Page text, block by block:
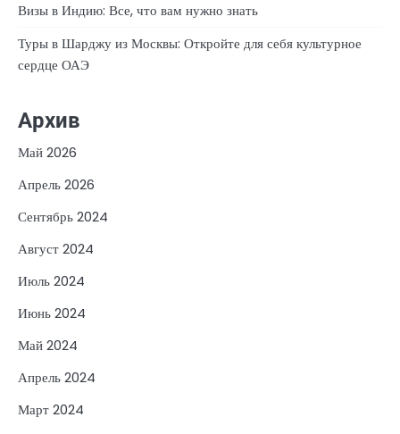
Визы в Индию: Все, что вам нужно знать
Туры в Шарджу из Москвы: Откройте для себя культурное
сердце ОАЭ
Архив
Май 2026
Апрель 2026
Сентябрь 2024
Август 2024
Июль 2024
Июнь 2024
Май 2024
Апрель 2024
Март 2024